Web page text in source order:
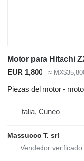
Motor para Hitachi
EUR 1,800
≈
Piezas del motor -
Italia, Cuneo
Massucco T. srl